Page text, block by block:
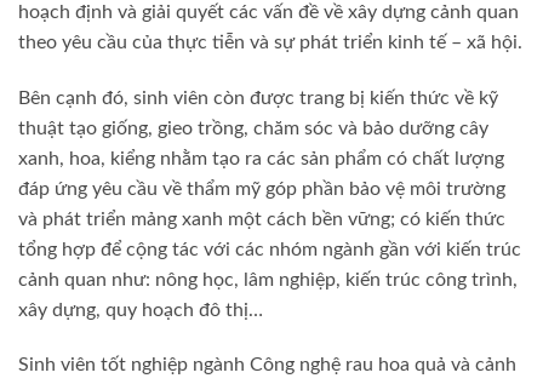
hoạch định và giải quyết các vấn đề về xây dựng cảnh quan
theo yêu cầu của thực tiễn và sự phát triển kinh tế – xã hội.
Bên cạnh đó, sinh viên còn được trang bị kiến thức về kỹ
thuật tạo giống, gieo trồng, chăm sóc và bảo dưỡng cây
xanh, hoa, kiểng nhằm tạo ra các sản phẩm có chất lượng
đáp ứng yêu cầu về thẩm mỹ góp phần bảo vệ môi trường
và phát triển mảng xanh một cách bền vững; có kiến thức
tổng hợp để cộng tác với các nhóm ngành gần với kiến trúc
cảnh quan như: nông học, lâm nghiệp, kiến trúc công trình,
xây dựng, quy hoạch đô thị…
Sinh viên tốt nghiệp ngành Công nghệ rau hoa quả và cảnh